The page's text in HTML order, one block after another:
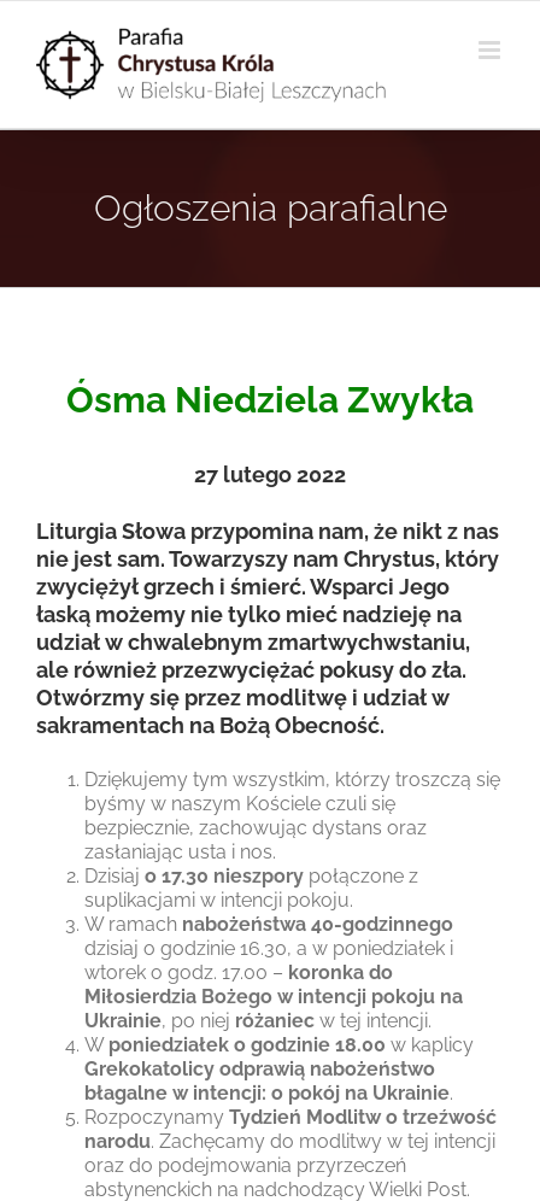
zawartości
Ogłoszenia parafialne
Ósma Niedziela Zwykła
27 lutego 2022
Liturgia Słowa przypomina nam, że nikt z nas
nie jest sam. Towarzyszy nam Chrystus, który
zwyciężył grzech i śmierć. Wsparci Jego
łaską możemy nie tylko mieć nadzieję na
udział w chwalebnym zmartwychwstaniu,
ale również przezwyciężać pokusy do zła.
Otwórzmy się przez modlitwę i udział w
sakramentach na Bożą Obecność.
Dziękujemy tym wszystkim, którzy troszczą się
byśmy w naszym Kościele czuli się
bezpiecznie, zachowując dystans oraz
zasłaniając usta i nos.
Dzisiaj o 17.30 nieszporypołączone z
suplikacjami w intencji pokoju.
W ramach nabożeństwa 40-godzinnego
dzisiaj o godzinie 16.30, a w poniedziałek i
wtorek o godz. 17.00 – koronka do
Miłosierdzia Bożego w intencji pokoju na
Ukrainie, po niej różaniec w tej intencji.
W poniedziałek o godzinie 18.00 w kaplicy
Grekokatolicy odprawią nabożeństwo
błagalne w intencji: o pokój na Ukrainie.
Rozpoczynamy Tydzień Modlitw o trzeźwość
narodu. Zachęcamy do modlitwy w tej intencji
oraz do podejmowania przyrzeczeń
abstynenckich na nadchodzący Wielki Post.